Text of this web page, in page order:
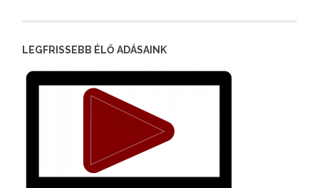
LEGFRISSEBB ÉLŐ ADÁSAINK